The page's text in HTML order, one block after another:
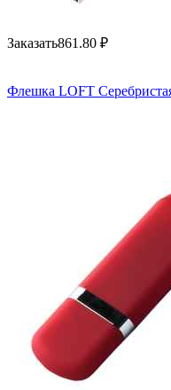
Заказать861.80 ₽
Флешка LOFT